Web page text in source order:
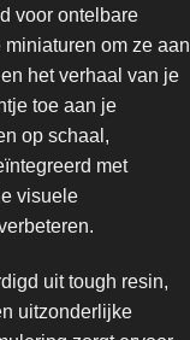
voor ontelbare
om ze aan
het verhaal van je
toe aan je
op schaal,
met
visuele
uit tough resin,
uitzonderlijke